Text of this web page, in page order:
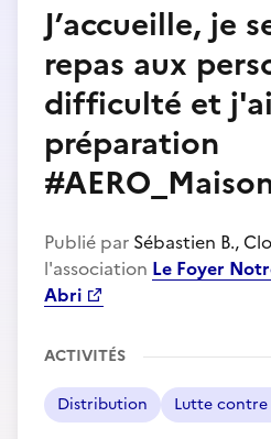
J’accueille, je
repas aux
difficulté et
préparation
Publié par Sébastien B.,
l'association Le Foyer
Abri
ACTIVITÉS
Distribution Lutte